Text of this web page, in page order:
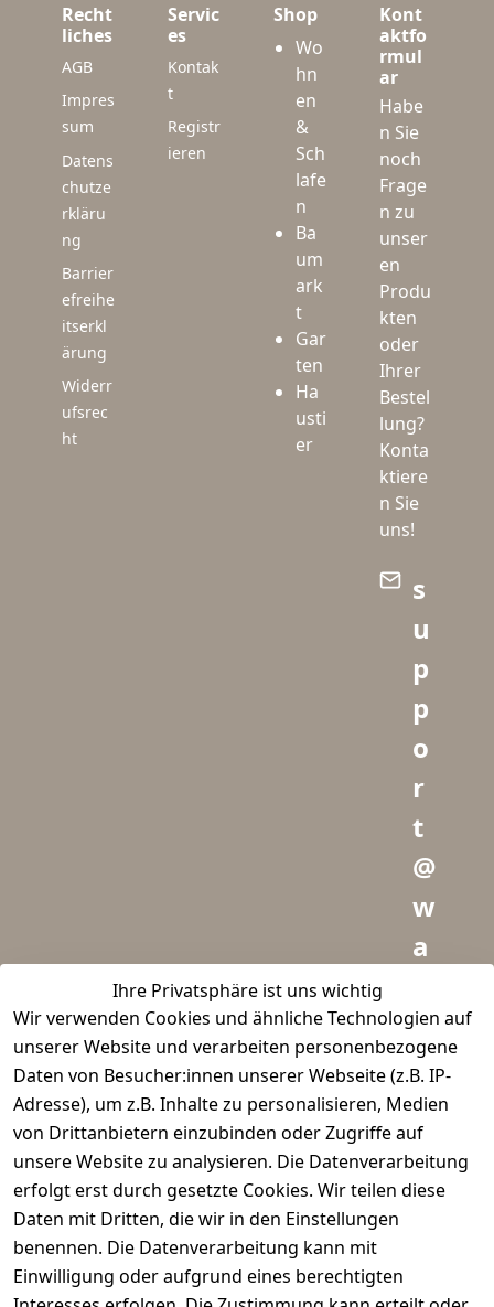
Ihre Privatsphäre ist uns wichtig
Wir verwenden Cookies und ähnliche Technologien auf
unserer Website und verarbeiten personenbezogene
Daten von Besucher:innen unserer Webseite (z.B. IP-
Adresse), um z.B. Inhalte zu personalisieren, Medien
von Drittanbietern einzubinden oder Zugriffe auf
unsere Website zu analysieren. Die Datenverarbeitung
erfolgt erst durch gesetzte Cookies. Wir teilen diese
Daten mit Dritten, die wir in den Einstellungen
benennen. Die Datenverarbeitung kann mit
Einwilligung oder aufgrund eines berechtigten
Recht
liches
AGB
Impres
sum
Datens
chutze
rkläru
ng
Barrier
efreihe
itserkl
ärung
Widerr
ufsrec
ht
Servic
es
Kontak
t
Registr
ieren
Shop
Wo
hn
en
&
Sch
lafe
n
Ba
um
ark
t
Gar
ten
Ha
usti
er
Kont
aktfo
rmul
ar
Habe
n Sie
noch
Frage
n zu
unser
en
Produ
kten
oder
Ihrer
Bestel
lung?
Konta
ktiere
n Sie
uns!
s
u
p
p
o
r
t
@
w
a
d
m
e
i
s